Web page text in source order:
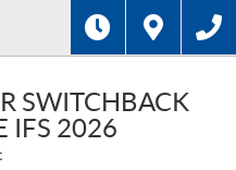
SWITCHBACK
IFS 2026